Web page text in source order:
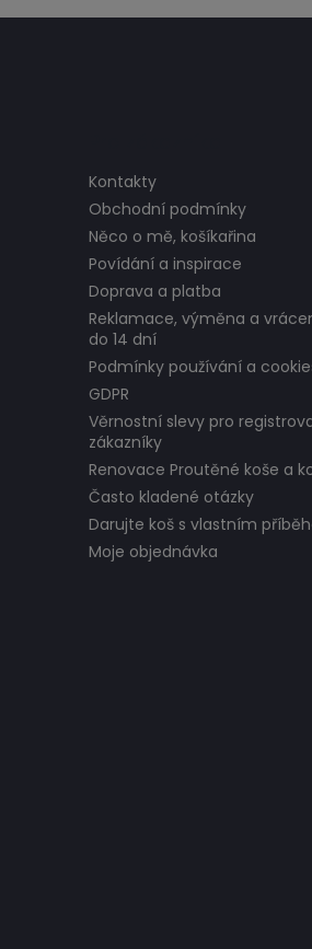
Kontakty
Obchodní podmínky
Něco o mě, košíkařina
Povídání a inspirace
Doprava a platba
Reklamace, výměna a
do 14 dní
Podmínky používání a
GDPR
Věrnostní slevy pro
zákazníky
Renovace Proutěné koše a
Často kladené otázky
Darujte koš s vlastním
Moje objednávka